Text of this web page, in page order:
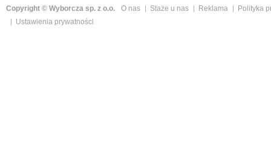
Copyright © Wyborcza sp. z o.o. O nas Staże u nas Reklama
Polityka
Ustawienia prywatności